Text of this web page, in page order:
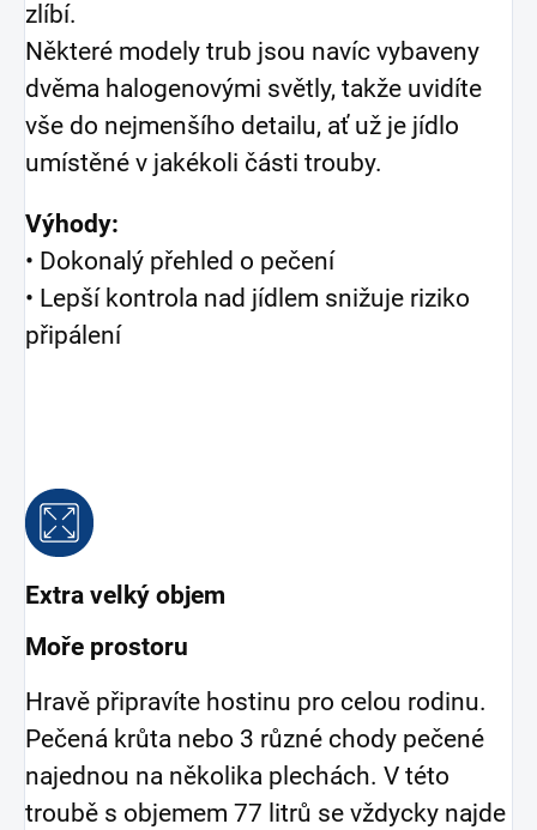
zlíbí.
Některé modely trub jsou navíc vybaveny
dvěma halogenovými světly, takže uvidíte
vše do nejmenšího detailu, ať už je jídlo
umístěné v jakékoli části trouby.
Výhody:
• Dokonalý přehled o pečení
• Lepší kontrola nad jídlem snižuje riziko
připálení
Extra velký objem
Moře prostoru
Hravě připravíte hostinu pro celou rodinu.
Pečená krůta nebo 3 různé chody pečené
najednou na několika plechách. V této
troubě s objemem 77 litrů se vždycky najde